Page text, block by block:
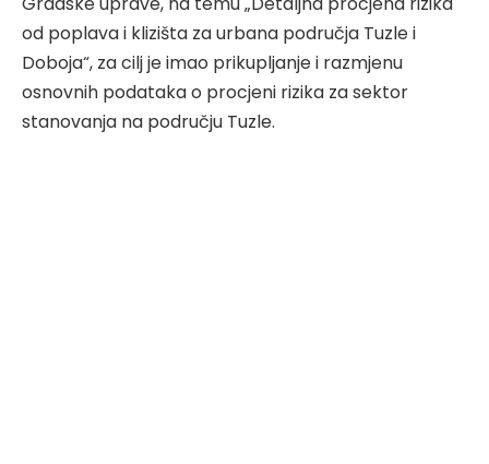
od poplava i klizišta za urbana područja Tuzle i
Doboja“, za cilj je imao prikupljanje i razmjenu
osnovnih podataka o procjeni rizika za sektor
stanovanja na području Tuzle.